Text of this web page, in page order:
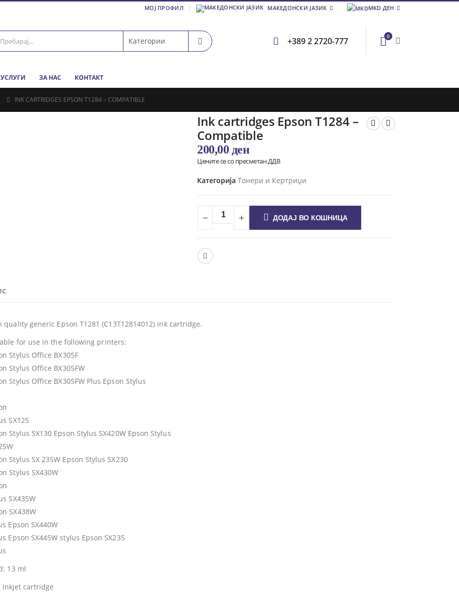
МОЈ ПРОФИЛ МАКЕДОНСКИ ЈАЗИК MKD ДЕН
+389 2 2720-777 0
ЗА НАС КОНТАКТ
INK CARTRIDGES EPSON T1284 – COMPATIBLE
Ink cartridges Epson T1284 –
Compatible
200,00 ден
Цените се со пресметан ДДВ
Категорија Тонери и Кертриџи
ДОДАЈ ВО КОШНИЦА
quality generic Epson T1281 (C13T12814012) ink cartridge.
for use in the following printers:
Stylus Office BX305F
Stylus Office BX305FW
Stylus Office BX305FW Plus Epson Stylus
SX125
Stylus SX130 Epson Stylus SX420W Epson Stylus
Stylus SX 235W Epson Stylus SX230
Stylus SX430W
SX435W
SX438W
Epson SX440W
Epson SX445W stylus Epson SX235
13 ml
Inkjet cartridge